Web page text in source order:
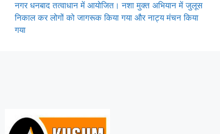
नगर धनबाद तत्वाधान में आयोजित। नशा मुक्त अभियान में जुलूस
निकाल कर लोगों को जागरूक किया गया और नाट्य मंचन किया
गया